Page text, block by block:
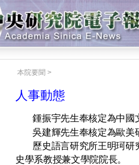
本院要聞 >
人事動態
鍾振宇先生奉核定為中國
吳建輝先生奉核定為歐美
歷史語言研究所王明珂研
史學系教授兼文學院院長。